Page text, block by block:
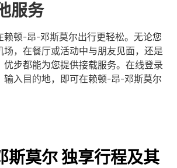
服务
赖顿-昂-邓斯莫尔出行更轻松。无论您
场，在餐厅或活动中与朋友见面，还是
优步都能为您提供接载服务。在线登录
输入目的地，即可在赖顿-昂-邓斯莫尔
斯莫尔 独享行程及其